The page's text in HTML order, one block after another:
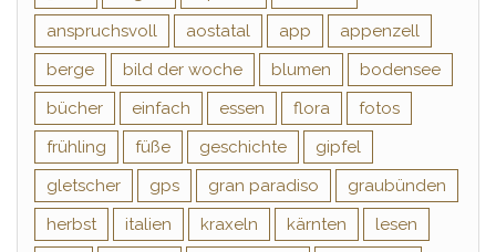
anspruchsvoll
aostatal app
appenzell
berge
bild der woche blumen
bodensee
bücher
einfach essen flora
fotos
frühling
füße geschichte
gipfel
gletscher
gps gran paradiso
graubünden
herbst
italien kraxeln kärnten
lesen